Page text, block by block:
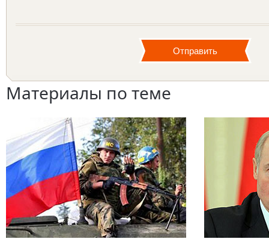
Материалы по теме